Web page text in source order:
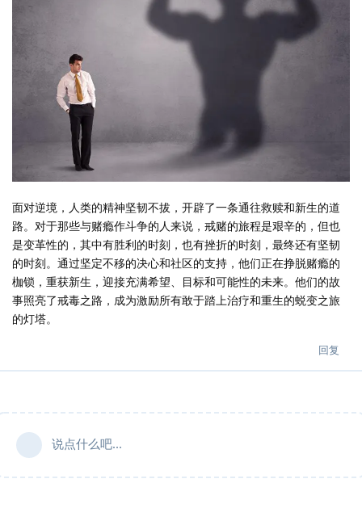
面对逆境，人类的精神坚韧不拔，开辟了一条通往救赎和新生的道
路。对于那些与赌瘾作斗争的人来说，戒赌的旅程是艰辛的，但也
是变革性的，其中有胜利的时刻，也有挫折的时刻，最终还有坚韧
的时刻。通过坚定不移的决心和社区的支持，他们正在挣脱赌瘾的
枷锁，重获新生，迎接充满希望、目标和可能性的未来。他们的故
事照亮了戒毒之路，成为激励所有敢于踏上治疗和重生的蜕变之旅
的灯塔。
回复
说点什么吧...